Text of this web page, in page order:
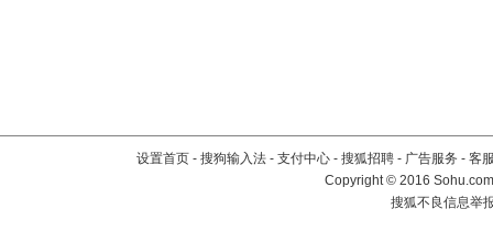
设置首页 - 搜狗输入法 - 支付中心 - 搜狐招聘 - 广告服务 - 客
Copyright©2016
搜狐不良信息举